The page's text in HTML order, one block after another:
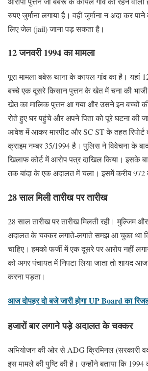
रुपए जुर्माना लगाया है। वहीं जुर्माना न अदा कर
लिए जेल (jail) जाना पड़ सकता है।
12 जनवरी 1994 का मामला
पूरा मामला बबेरू थाना के कायल गांव का है। यहां
बच्चे एक दूसरे किसान पुत्तन के खेत में चना की
खेत का मालिक पुत्तन आ गया और उसने इन बच्चों
रोते हुए घर पहुंचे और अपने पिता को पूरे घटना की
आवेश में आकर मारपीट और SC ST के तहत रिपोर्ट
क्राइम नम्बर 35/1994 है। पुलिस ने विवेचना के
खिलाफ कोर्ट में आरोप पत्र दाखिल किया। इसके
तक बांदा के एक अदालत में चला। इसमें करीब 972
28 साल मिली तारीख पर तारीख
28 साल तारीख पर तारीख मिलती रही। मुल्जिम
अदालत के चक्कर लगाते-लगाते समझ आ चुका था
चाहिए। हमको फर्जी में एक दूसरे पर आरोप नहीं
को अगर पंचायत में निपटा लिया जाता तो शायद आज
करना पड़ता।
आज दोपहर दो बजे जारी होगा UP Board का
हजारों बार लगाने पड़े अदालत के चक्कर
अभियोजन की ओर से ADG क्रिमिनल (सरकारी
इस मामले की पुष्टि की है। उन्होंने बताया कि